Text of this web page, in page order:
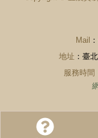
Mail
地址 ：臺
服務時間